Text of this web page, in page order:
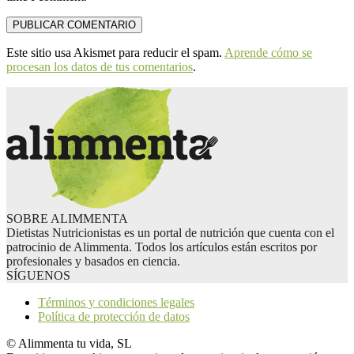
Este sitio usa Akismet para reducir el spam. Aprende cómo se
procesan los datos de tus comentarios.
SOBRE ALIMMENTA
Dietistas Nutricionistas es un portal de nutrición que cuenta con el
patrocinio de Alimmenta. Todos los artículos están escritos por
profesionales y basados en ciencia.
SÍGUENOS
Términos y condiciones legales
Política de protección de datos
© Alimmenta tu vida, SL